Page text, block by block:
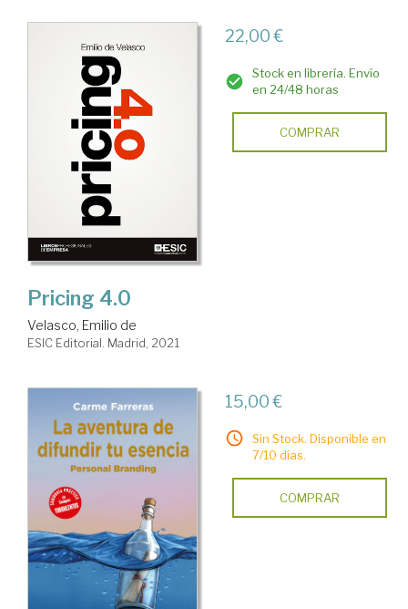
22,00 €
Stock en librería. Envío
en 24/48 horas
COMPRAR
Pricing 4.0
Velasco, Emilio de
ESIC Editorial. Madrid, 2021
15,00 €
Sin Stock. Disponible en
7/10 días.
COMPRAR